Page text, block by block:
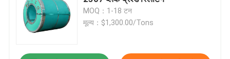
गुणवत्ता नियंत्रण
MOQ：1-18 टन
मूल्य：$1,300.00/Tons